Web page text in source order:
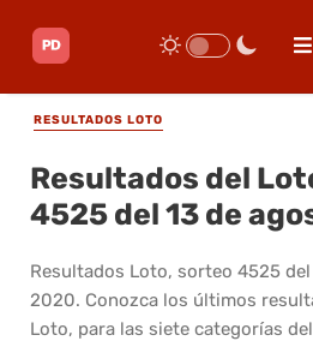
RESULTADOS LOTO
Resultados del
4525 del 13 de
Resultados Loto, sorteo 4525
2020. Conozca los últimos
Loto, para las siete categorías